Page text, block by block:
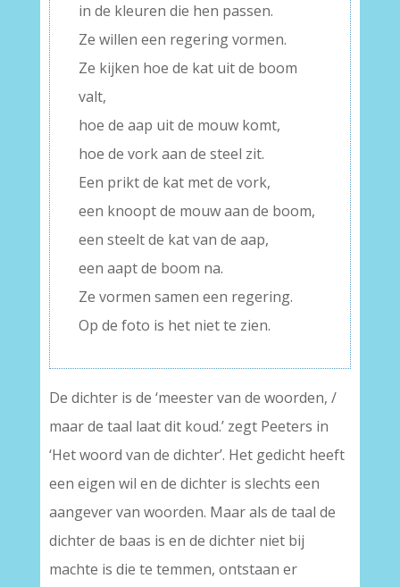
in de kleuren die hen passen.
Ze willen een regering vormen.
Ze kijken hoe de kat uit de boom
valt,
hoe de aap uit de mouw komt,
hoe de vork aan de steel zit.
Een prikt de kat met de vork,
een knoopt de mouw aan de boom,
een steelt de kat van de aap,
een aapt de boom na.
Ze vormen samen een regering.
Op de foto is het niet te zien.
De dichter is de ‘meester van de woorden, /
maar de taal laat dit koud.’ zegt Peeters in
‘Het woord van de dichter’. Het gedicht heeft
een eigen wil en de dichter is slechts een
aangever van woorden. Maar als de taal de
dichter de baas is en de dichter niet bij
machte is die te temmen, ontstaan er